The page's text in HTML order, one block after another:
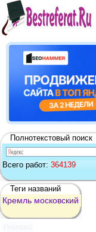
Полнотекстовый поиск
Всего работ: 364139
Теги названий
Кремль московский